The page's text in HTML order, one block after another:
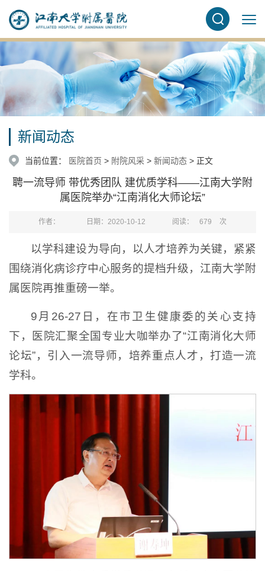
新闻动态
当前位置： 医院首页 > 附院风采 > 新闻动态 > 正文
聘一流导师 带优秀团队 建优质学科——江南大学附
属医院举办“江南消化大师论坛”
作者： 日期：2020-10-12 阅读： 679 次
以学科建设为导向，以人才培养为关键，紧紧
围绕消化病诊疗中心服务的提档升级，江南大学附
属医院再推重磅一举。
9月26-27日，在市卫生健康委的关心支持
下，医院汇聚全国专业大咖举办了“江南消化大师
论坛”，引入一流导师，培养重点人才，打造一流
学科。